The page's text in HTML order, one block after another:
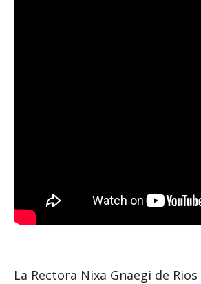
La Rectora Nixa Gnaegi de